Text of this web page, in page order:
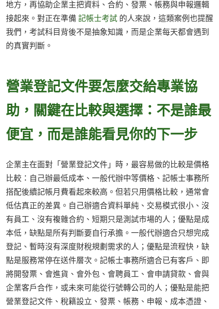
地方，再協助企業主把資料、合約、發票、帳務與申報邏輯
接起來。對正在準備 記帳士考試 的人來說，這類案例也提醒
我們，考試科目背後不是抽象知識，而是企業每天都會遇到
的真實判斷。
營業登記文件要怎麼交給專業協
助，關鍵在比較與選擇：不是誰最
便宜，而是誰能看見你的下一步
企業主在面對「營業登記文件」時，最容易做的比較是價格
比較：自己辦最低成本、一般代辦中等價格、記帳士事務所
搭配後續記帳月費看起來較高。但若只用價格比較，通常會
低估真正的差異。自己辦適合資料單純、交易模式很小、沒
有員工、沒有複雜合約、短期只是測試市場的人；優點是成
本低，缺點是所有判斷要自行承擔。一般代辦適合只想完成
登記、暫時沒有深度財稅規劃需求的人；優點是流程快，缺
點是服務常停在送件層次。記帳士事務所適合已有客戶、即
將開發票、會進貨、會外包、會聘員工、會申請貸款、會與
企業客戶合作，或未來可能從行號轉公司的人；優點是能把
營業登記文件、稅籍設立、發票、帳務、申報、成本憑證、